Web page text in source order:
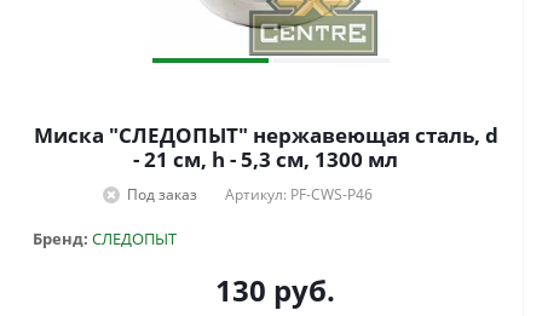
Миска "СЛЕДОПЫТ" нержавеющая сталь, d
- 21 см, h - 5,3 см, 1300 мл
Под заказ Артикул: PF-CWS-P46
Бренд: СЛЕДОПЫТ
130 руб.